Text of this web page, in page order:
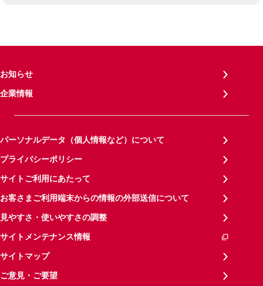
お知らせ
企業情報
パーソナルデータ（個人情報など）について
プライバシーポリシー
サイトご利用にあたって
お客さまご利用端末からの情報の外部送信について
見やすさ・使いやすさの調整
サイトメンテナンス情報
サイトマップ
ご意見・ご要望